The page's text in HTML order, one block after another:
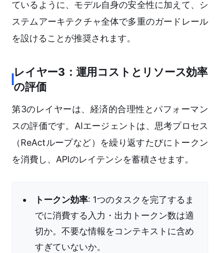
ているように、モデル自身の安全性に加えて、シ
ステムアーキテクチャ全体で多重のガードレール
を設けることが推奨されます。
レイヤー3：運用コストとリソース効率
の評価
第3のレイヤーは、経済的合理性とパフォーマン
スの評価です。AIエージェントは、思考プロセス
（ReActループなど）を繰り返すたびにトークン
を消費し、APIのレイテンシを蓄積させます。
トークン効率: 1つのタスクを完了するま
でに消費する入力・出力トークン数は適
切か。不要な情報をコンテキストに含め
すぎていないか。